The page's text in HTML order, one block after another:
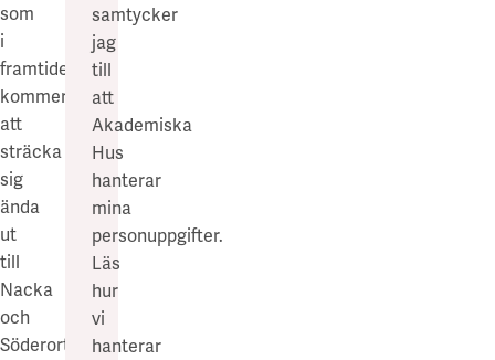
som
i
framtiden
kommer
att
sträcka
sig
ända
ut
till
Nacka
och
Söderort.
samtycker
jag
till
att
Akademiska
Hus
hanterar
mina
personuppgifter.
Läs
hur
vi
hanterar